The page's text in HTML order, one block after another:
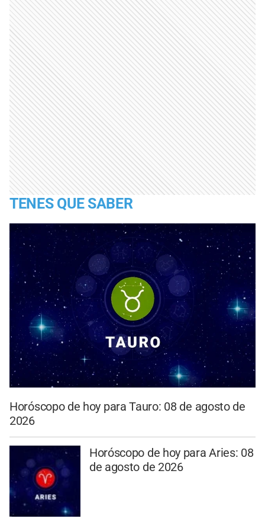
TENES QUE SABER
Horóscopo de hoy para Tauro: 08 de agosto de
2026
Horóscopo de hoy para Aries: 08
de agosto de 2026